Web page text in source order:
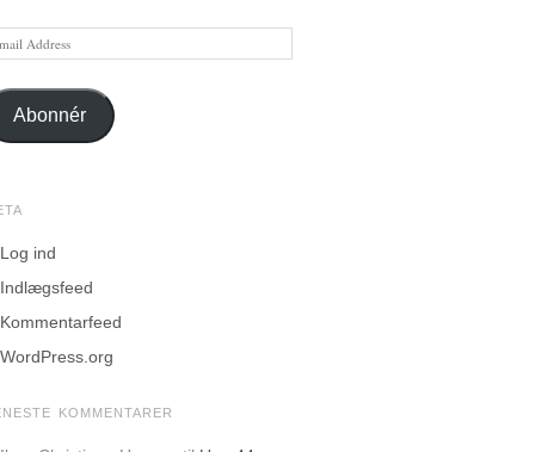
Abonnér
Log ind
Indlægsfeed
Kommentarfeed
WordPress.org
KOMMENTARER